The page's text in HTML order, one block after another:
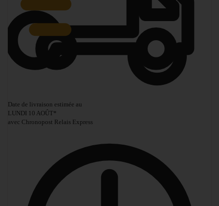
Date de livraison estimée au
LUNDI 10 AOÛT*
avec Chronopost Relais Express